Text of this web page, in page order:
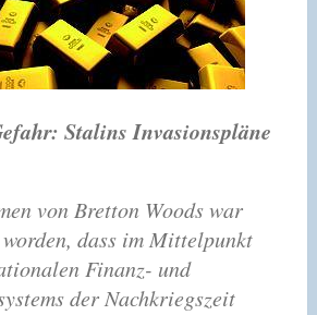
Stalins Invasionspläne
von Bretton Woods war
dass im Mittelpunkt
Finanz- und
der Nachkriegszeit